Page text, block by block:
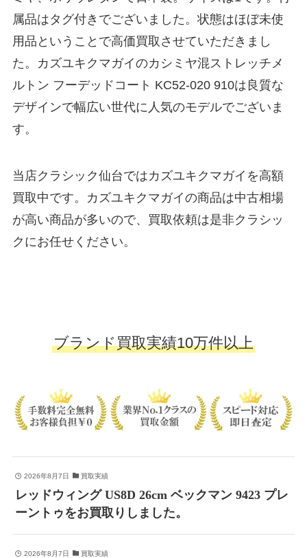
属品はタグ付きでございました。状態はほぼ未使
用品ということで高価買取させていただきまし
た。カズユキクマガイのカシミヤ混ストレッチメ
ルトン フーデッドコート KC52-020 910は良質な
デザインで幅広い世代に人気のモデルでございま
す。
当店クラシック仙台ではカズユキクマガイを高額
買取中です。カズユキクマガイの商品は中古相場
が高い商品が多いので、買取依頼は是非クラシッ
クにお任せください。
ブランド買取実績10万件以上
2026年8月7日 買取実績
レッドウィング US8D 26cm ベックマン 9423 プレ
ーントゥをお買取りしました。
2026年8月7日 買取実績